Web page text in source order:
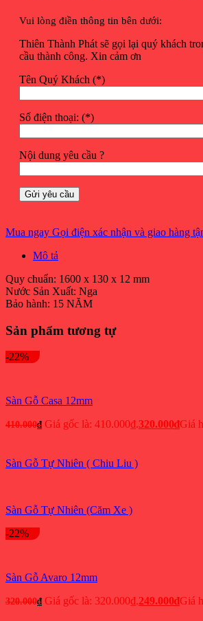
Vui lòng điền thông tin bên dưới:
Thiên Thành Phát sẽ gọi lại quý khách
cầu thành công. Xin cảm ơn
Tên Quý Khách (*)
Số điện thoại: (*)
Nội dung yêu cầu ?
Mua ngay Gọi điện xác nhận và giao hàng
Mô tả
Quy chuẩn: 1600 x 130 x 12 mm
Nước Sản Xuất: Nga
Bảo hành: 15 NĂM
Sản phẩm tương tự
-22%
Sàn Gỗ Casa 12mm
410.000₫ Giá gốc là: 410.000₫.320.000₫Giá
Sàn Gỗ Tự Nhiên ( Chiu Liu )
Sàn Gỗ Tự Nhiên (Căm Xe )
-22%
Sàn Gỗ Avaro 12mm
320.000₫ Giá gốc là: 320.000₫.249.000₫Giá